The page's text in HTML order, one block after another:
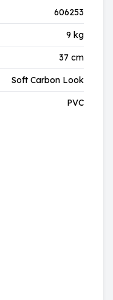
606253
9 kg
37 cm
Soft Carbon Look
PVC